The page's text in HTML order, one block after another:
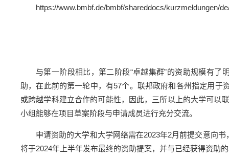
https://www.bmbf.de/bmbf/shareddocs/kurzmeldungen/
与第一阶段相比，第二阶段“卓越集群”的资助规模有了
助，在此前的第一轮中，有57个。联邦政府和各州指定用
或跨越学科建立合作的可能性，因此，三所以上的大学可以
小组能够在项目草案阶段与申请成员进行充分交流。
申请资助的大学和大学网络需在2023年2月前提交意向
将于2024年上半年发布最终的资助提案，并与已经获得资助